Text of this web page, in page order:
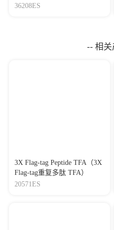
盒
36208ES
-- 相关
3X Flag-tag Peptide TFA（3X
Flag-tag重复多肽 TFA）
20571ES